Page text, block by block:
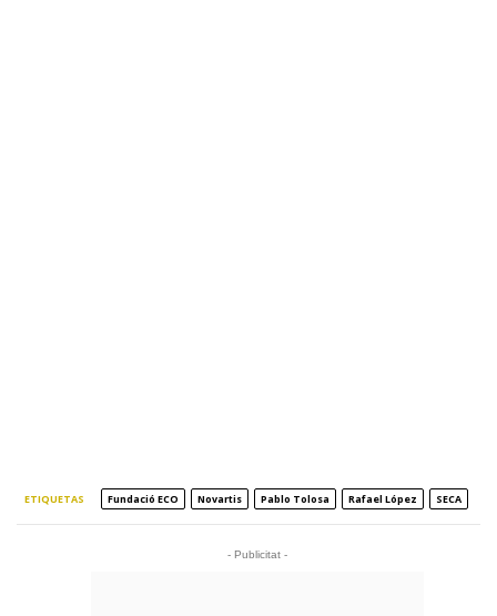
ETIQUETAS Fundació ECO Novartis Pablo Tolosa Rafael López SECA
- Publicitat -